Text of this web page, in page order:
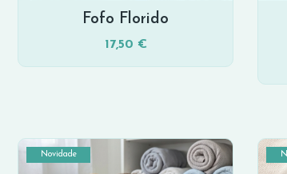
Fofo Florido
17,50 €
Novidade